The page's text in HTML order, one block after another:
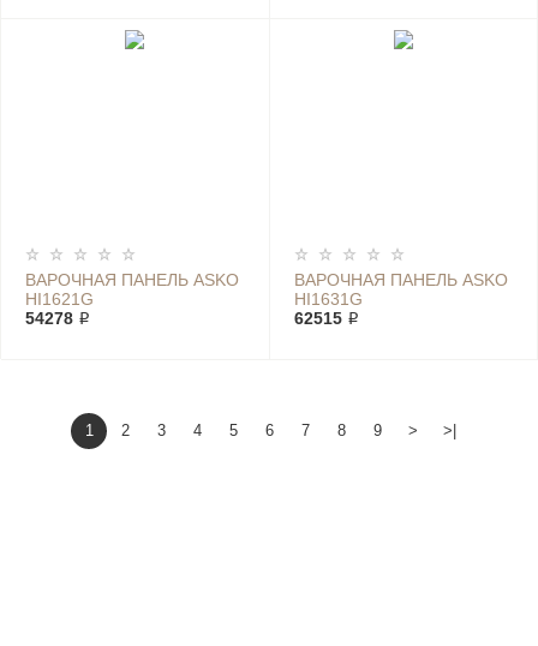
ВАРОЧНАЯ ПАНЕЛЬ ASKO
HI1621G
54278 ₽
ВАРОЧНАЯ ПАНЕЛЬ ASKO
HI1631G
62515 ₽
1 2 3 4 5 6 7 8 9 > >|